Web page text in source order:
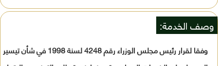
وصف الخدمة:
وفقا لقرار رئيس مجلس الوزراء رقم 4248 لسنة 1998 في شأن تيسير